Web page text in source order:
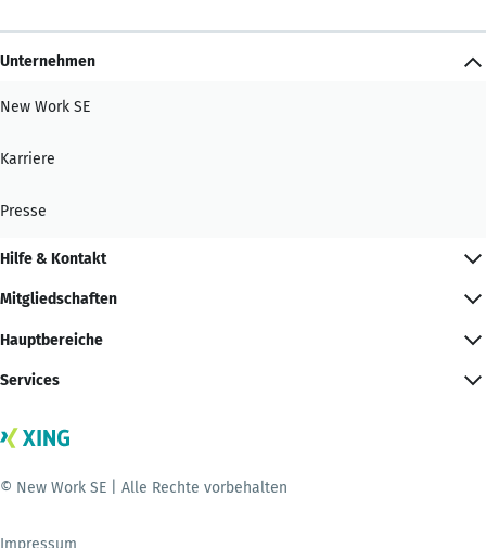
Unternehmen
New Work SE
Karriere
Presse
Hilfe & Kontakt
Mitgliedschaften
Hauptbereiche
Services
© New Work SE | Alle Rechte vorbehalten
Impressum